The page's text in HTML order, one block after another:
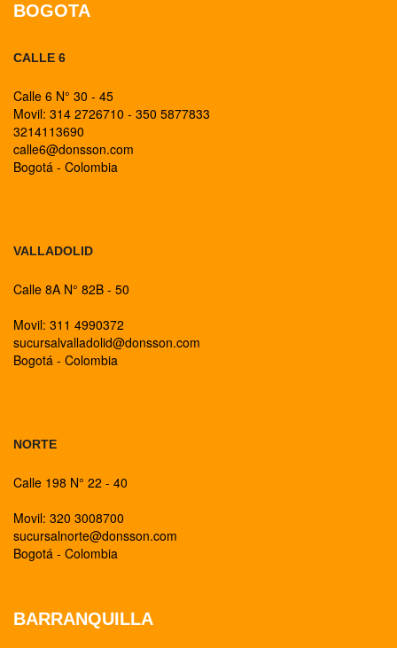
BOGOTA
CALLE 6
Calle 6 N° 30 - 45
Movil: 314 2726710 - 350 5877833
3214113690
calle6@donsson.com
Bogotá - Colombia
VALLADOLID
Calle 8A N° 82B - 50
Movil: 311 4990372
sucursalvalladolid@donsson.com
Bogotá - Colombia
NORTE
Calle 198 N° 22 - 40
Movil: 320 3008700
sucursalnorte@donsson.com
Bogotá - Colombia
BARRANQUILLA